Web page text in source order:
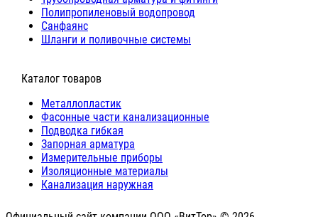
Полипропиленовый водопровод
Санфаянс
Шланги и поливочные системы
⠀Каталог товаров
Металлопластик
Фасонные части канализационные
Подводка гибкая
Запорная арматура
Измерительные приборы
Изоляционные материалы
Канализация наружная